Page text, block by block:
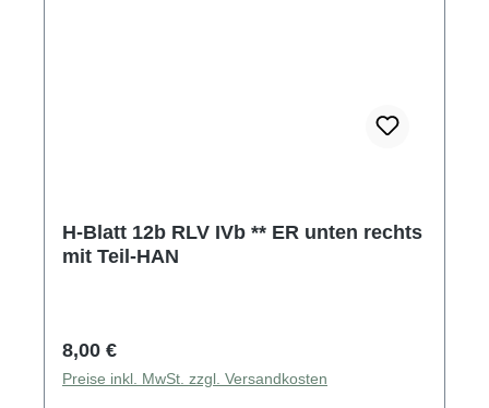
H-Blatt 12b RLV IVb ** ER unten rechts
mit Teil-HAN
Regulärer Preis:
8,00 €
Preise inkl. MwSt. zzgl. Versandkosten